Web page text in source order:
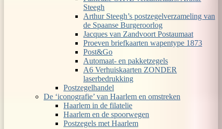
Steegh
Arthur Steegh’s postzegelverzameling van
de Spaanse Burgeroorlog
Jacques van Zandvoort Postaumaat
Proeven briefkaarten wapentype 1873
Post&Go
Automaat- en pakketzegels
A6 Verhuiskaarten ZONDER
laserbedrukking
Postzegelhandel
De ‘iconografie’ van Haarlem en omstreken
Haarlem in de filatelie
Haarlem en de spoorwegen
Postzegels met Haarlem